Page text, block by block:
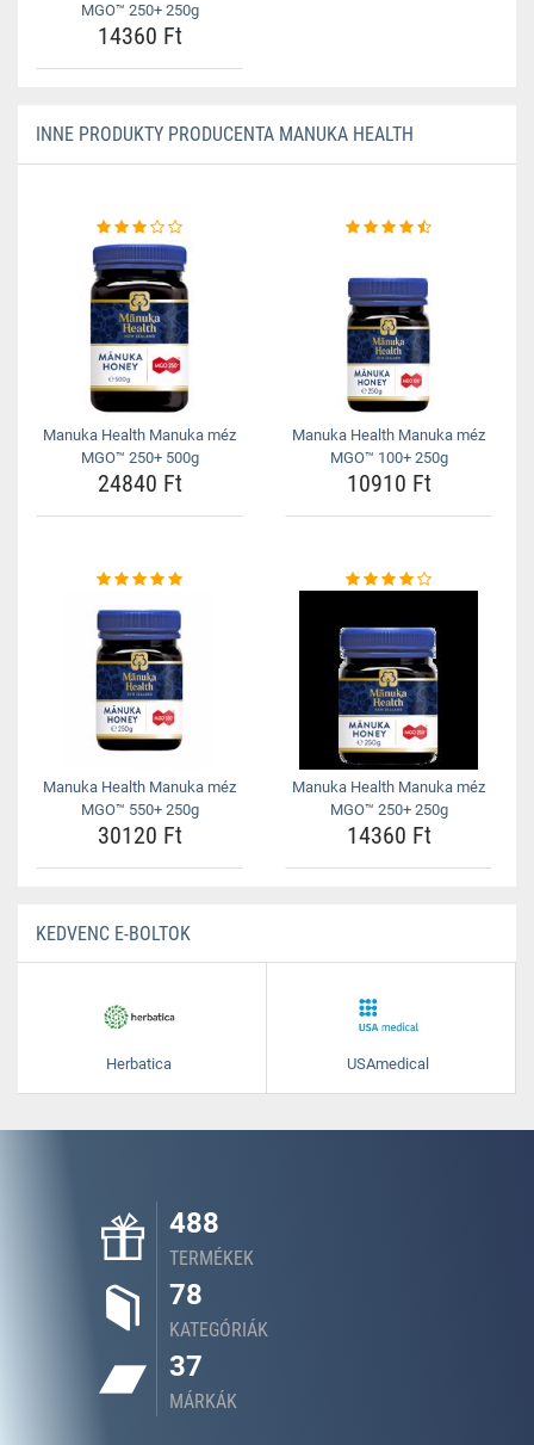
MGO™ 250+ 250g
14360 Ft
INNE PRODUKTY PRODUCENTA MANUKA HEALTH
Manuka Health Manuka méz
MGO™ 250+ 500g
24840 Ft
Manuka Health Manuka méz
MGO™ 100+ 250g
10910 Ft
Manuka Health Manuka méz
MGO™ 550+ 250g
30120 Ft
Manuka Health Manuka méz
MGO™ 250+ 250g
14360 Ft
KEDVENC E-BOLTOK
Herbatica USAmedical
488
TERMÉKEK
78
KATEGÓRIÁK
37
MÁRKÁK